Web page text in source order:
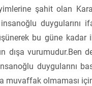
şahit olan
bu güne kadar
dışa
duygularını
olmaması